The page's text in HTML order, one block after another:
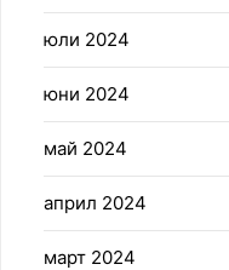
юли 2024
юни 2024
май 2024
април 2024
март 2024